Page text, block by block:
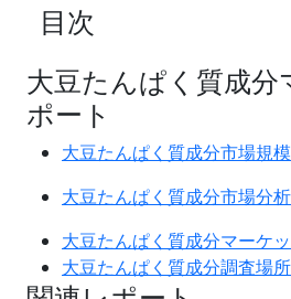
目次
大豆たんぱく質成分
ポート
大豆たんぱく質成分市場規模
大豆たんぱく質成分市場分析
大豆たんぱく質成分マーケ
大豆たんぱく質成分調査場所